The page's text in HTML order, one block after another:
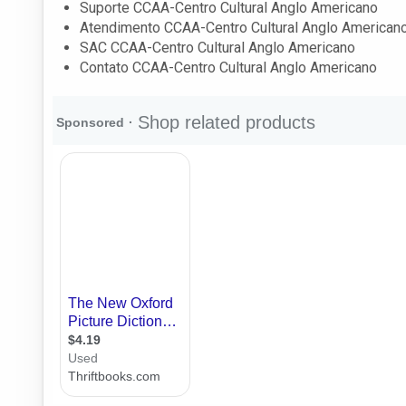
Suporte CCAA-Centro Cultural Anglo Americano
Atendimento CCAA-Centro Cultural Anglo
SAC CCAA-Centro Cultural Anglo Americano
Contato CCAA-Centro Cultural Anglo Americano